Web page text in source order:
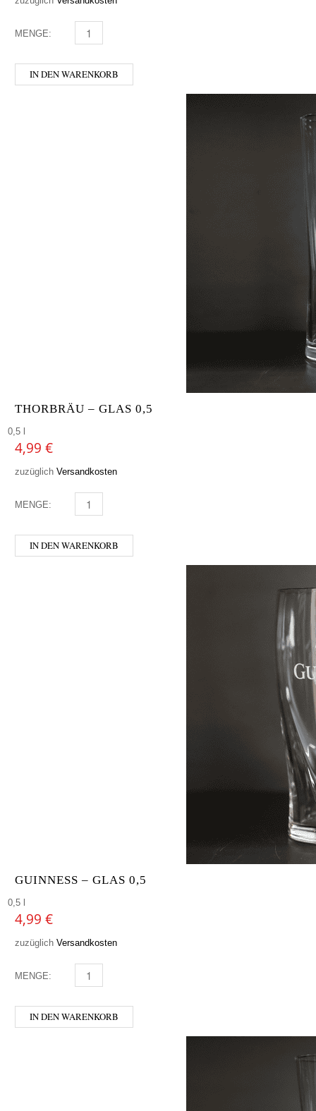
MENGE: CHIMAY - GLAS 0,33 MENGE
IN DEN WARENKORB
THORBRÄU – GLAS 0,5
0,5 l
4,99 €
zuzüglich Versandkosten
MENGE: THORBRÄU - GLAS 0,5 MENGE
IN DEN WARENKORB
GUINNESS – GLAS 0,5
0,5 l
4,99 €
zuzüglich Versandkosten
MENGE: GUINNESS - GLAS 0,5 MENGE
IN DEN WARENKORB